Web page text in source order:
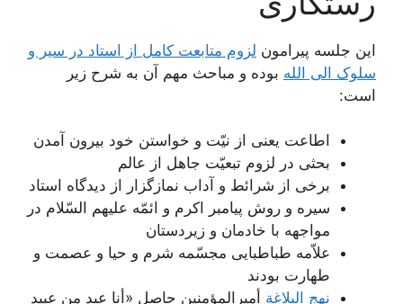
این جلسه پیرامون لزوم متابعت کامل از استاد در سیر و
سلوک الی الله بوده و مباحث مهم آن به شرح زیر
است:
اطاعت یعنی از نیّت و خواستن خود بیرون آمدن‌
بحثی در لزوم تبعیّت جاهل از عالم
برخی از شرائط و آداب نمازگزار از دیدگاه استاد
سیره و روش پیامبر اکرم و ائمّه علیهم السّلام در
مواجهه با خادمان و زیردستان
علاّمه طباطبایی مجسّمه شرم و حیا و عصمت و
طهارت بودند
نهج البلاغة أمیرالمؤمنین حاصل «أنا عبد من عبید